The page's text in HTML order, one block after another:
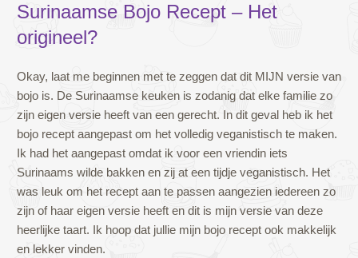
Surinaamse Bojo Recept – Het
origineel?
Okay, laat me beginnen met te zeggen dat dit MIJN versie van
bojo is. De Surinaamse keuken is zodanig dat elke familie zo
zijn eigen versie heeft van een gerecht. In dit geval heb ik het
bojo recept aangepast om het volledig veganistisch te maken.
Ik had het aangepast omdat ik voor een vriendin iets
Surinaams wilde bakken en zij at een tijdje veganistisch. Het
was leuk om het recept aan te passen aangezien iedereen zo
zijn of haar eigen versie heeft en dit is mijn versie van deze
heerlijke taart. Ik hoop dat jullie mijn bojo recept ook makkelijk
en lekker vinden.